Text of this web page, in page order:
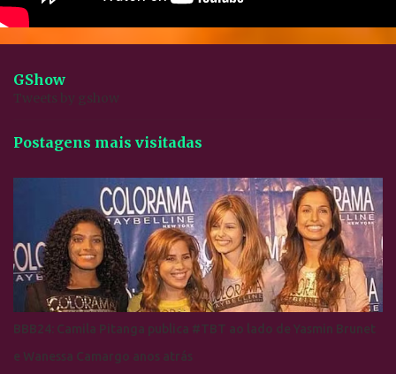
GShow
Tweets by gshow
Postagens mais visitadas
BBB24: Camila Pitanga publica #TBT ao lado de Yasmin Brunet
e Wanessa Camargo anos atrás